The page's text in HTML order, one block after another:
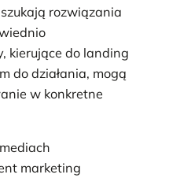
rozwiązania
kierujące do landing
do działania, mogą
w konkretne
marketing